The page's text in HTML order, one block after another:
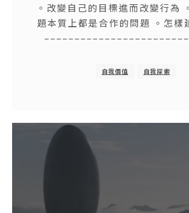
。改變自己的目標進而改變行為
題本質上都是合作的問題 。怎樣
自我價值 自我探索